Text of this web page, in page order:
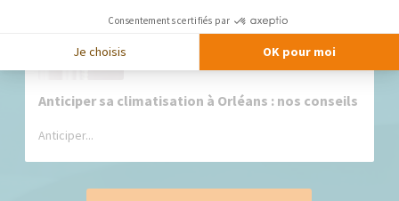
Anticiper sa climatisation à Orléans : nos conseils
Anticiper...
Consentements certifiés par
Je choisis OK pour moi